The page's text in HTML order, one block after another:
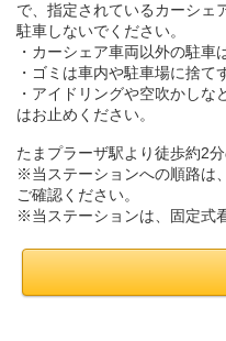
で、指定されているカーシェ
駐車しないでください。
・カーシェア車両以外の駐車
・ゴミは車内や駐車場に捨て
・アイドリングや空吹かし
はお止めください。
たまプラーザ駅より徒歩約2
※当ステーションへの順路は
ご確認ください。
※当ステーションは、固定式